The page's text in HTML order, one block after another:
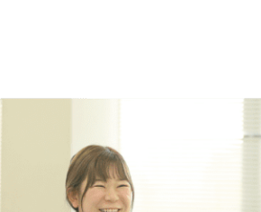
豊かになり倖せ
どうか。そのた
すさ」と「働きが
必要です。